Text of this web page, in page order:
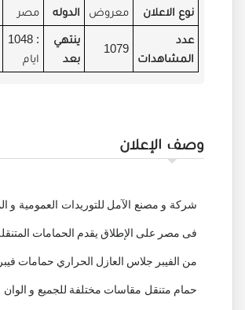
نوع الاعلان معروض الدوله مصر
المشاهدات
1079
ينتهي
: 1048
رقم
وصف الإعلان
شركة و مصنع الآمل للتوريدات العمومية و
فى مصر على الإطلاق يقدم الحمامات المتنقلة
من الفيبر جلاس العازل الحراري حمامات فيبر
حمام متنقل مقاسات مختلفة للجميع و الوان